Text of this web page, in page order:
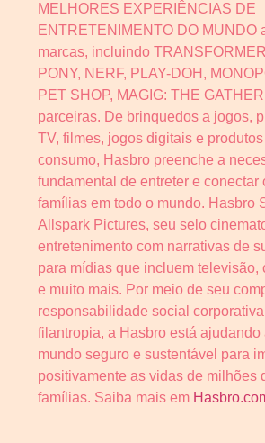
MELHORES EXPERIÊNCIAS DE
ENTRETENIMENTO DO MUNDO
marcas, incluindo
PONY, NERF, PLAY-DOH,
PET SHOP, MAGIG: THE
parceiras. De brinquedos a jogos,
TV, filmes, jogos digitais e
consumo, Hasbro preenche a
fundamental de entreter e conectar
famílias em todo o mundo. Hasbro
Allspark Pictures, seu selo
entretenimento com narrativas de
para mídias que incluem televisão,
e muito mais. Por meio de seu
responsabilidade social
filantropia, a Hasbro está ajudando
mundo seguro e sustentável para
positivamente as vidas de milhões
famílias. Saiba mais em